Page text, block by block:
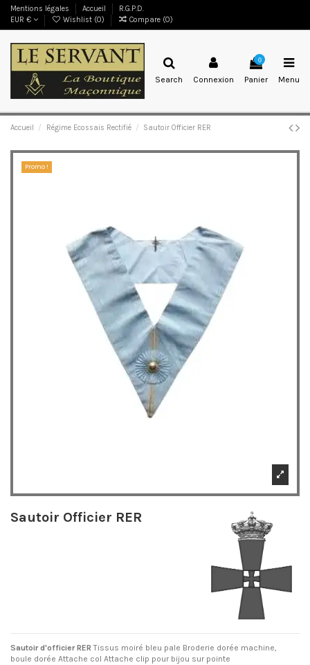
Mentions légales Accueil
R.G.P.D.
EUR €
Wishlist (0) Compare (0)
Search Connexion
0
Panier Menu
Accueil Régime Ecossais Rectifié Sautoir Officier RER
Promo !
Sautoir Officier RER
Sautoir d'officier RER Tissus moiré bleu pale Broderie dorée machine,
boule dorée Attache col Attache clip pour bijou sur pointe